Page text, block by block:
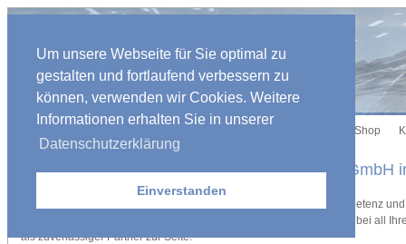
Um unsere Webseite für Sie optimal zu
gestalten und fortlaufend verbessern zu
können, verwenden wir Cookies. Weitere
Informationen erhalten Sie in unserer
Datenschutzerklärung
Einverstanden
Willkommen bei M. Berwein Stahl-/Metallbau GmbH
Shop
Die Firma M. Berwein Stahl- / Metallbau GmbH steht ihnen mit Kompetenz
durch jahrzehntelange Erfahrung bei der Verarbeitung von Metallen bei all
als zuverlässiger Partner zur Seite.